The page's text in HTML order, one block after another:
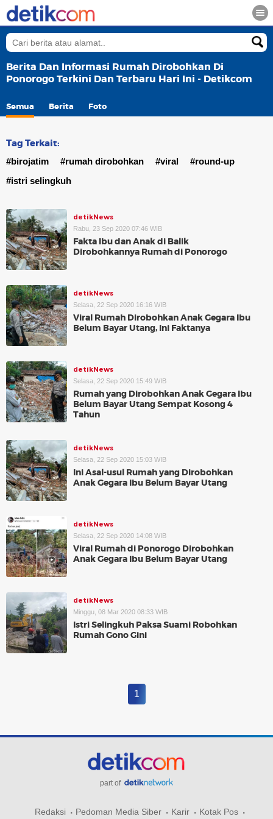
Berita Dan Informasi Rumah Dirobohkan Di
Ponorogo Terkini Dan Terbaru Hari Ini - Detikcom
Semua Berita Foto
Tag Terkait:
#birojatim #rumah dirobohkan #viral
#round-up
#istri selingkuh
detikNews
Rabu, 23 Sep 2020 07:46 WIB
Fakta Ibu dan Anak di Balik
Dirobohkannya Rumah di Ponorogo
detikNews
Selasa, 22 Sep 2020 16:16 WIB
Viral Rumah Dirobohkan Anak Gegara Ibu
Belum Bayar Utang, Ini Faktanya
detikNews
Selasa, 22 Sep 2020 15:49 WIB
Rumah yang Dirobohkan Anak Gegara Ibu
Belum Bayar Utang Sempat Kosong 4
Tahun
detikNews
Selasa, 22 Sep 2020 15:03 WIB
Ini Asal-usul Rumah yang Dirobohkan
Anak Gegara Ibu Belum Bayar Utang
detikNews
Selasa, 22 Sep 2020 14:08 WIB
Viral Rumah di Ponorogo Dirobohkan
Anak Gegara Ibu Belum Bayar Utang
detikNews
Minggu, 08 Mar 2020 08:33 WIB
Istri Selingkuh Paksa Suami Robohkan
Rumah Gono Gini
1
part of
Redaksi Pedoman Media Siber Karir Kotak Pos